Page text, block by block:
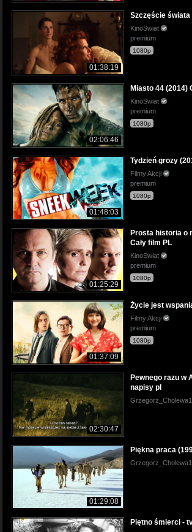
01:38:19
Szczęście świata
KinoSwiat
premium
1080p
02:06:46
Miasto 44 (2014)
KinoSwiat
premium
1080p
01:48:03
Tydzień grozy
Filmy Akcji
premium
1080p
01:25:29
Prosta historia o
Cały film PL
KinoSwiat
premium
1080p
01:37:09
Życie jest
Filmy Akcji
premium
1080p
02:30:47
Pewnego razu w
napisy pl
Grzegorz_Cholewa1
01:29:08
Piękna praca
Grzegorz_Cholewa1
Piętno śmierci -